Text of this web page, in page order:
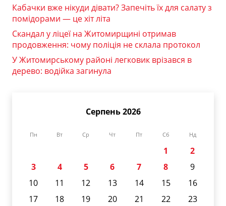
Кабачки вже нікуди дівати? Запечіть їх для салату з
помідорами — це хіт літа
Скандал у ліцеї на Житомирщині отримав
продовження: чому поліція не склала протокол
У Житомирському районі легковик врізався в
дерево: водійка загинула
Серпень 2026
Пн Вт Ср Чт Пт Сб Нд
1
2
3
4 5 6 7 8
9
10
11 12 13 14 15
16
17
18 19 20 21 22
23